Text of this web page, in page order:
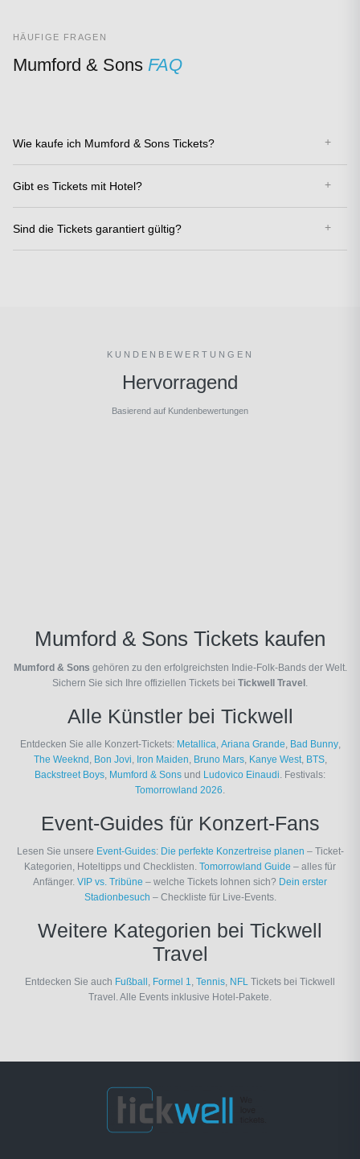
HÄUFIGE FRAGEN
Mumford & Sons FAQ
Wie kaufe ich Mumford & Sons Tickets?
Gibt es Tickets mit Hotel?
Sind die Tickets garantiert gültig?
KUNDENBEWERTUNGEN
Hervorragend
Basierend auf Kundenbewertungen
Mumford & Sons Tickets kaufen
Mumford & Sons gehören zu den erfolgreichsten Indie-Folk-Bands der Welt.
Sichern Sie sich Ihre offiziellen Tickets bei Tickwell Travel
Alle Künstler bei Tickwell
Entdecken Sie alle Konzert-Tickets: Metallica Ariana Grande Bad Bunny,
The Weeknd Bon Jovi Iron Maiden Bruno Mars, Kanye West, BTS,
Backstreet Boys Mumford & Sons und Ludovico Einaudi . Festivals:
Tomorrowland 2026
Event-Guides für Konzert-Fans
Lesen Sie unsere Event-Guides: Die perfekte Konzertreise planen – Ticket-
Kategorien, Hoteltipps und Checklisten. Tomorrowland Guide – alles für
Anfänger. VIP vs. Tribüne – welche Tickets lohnen sich? Dein erster
Stadionbesuch – Checkliste für Live-Events.
Weitere Kategorien bei Tickwell
Travel
Entdecken Sie auch Fußball Formel 1 Tennis NFL Tickets bei Tickwell
Travel. Alle Events inklusive Hotel-Pakete.